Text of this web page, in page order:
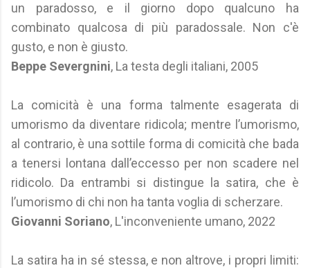
un paradosso, e il giorno dopo qualcuno ha
combinato qualcosa di più paradossale. Non c'è
gusto, e non è giusto.
Beppe Severgnini, La testa degli italiani, 2005
La comicità è una forma talmente esagerata di
umorismo da diventare ridicola; mentre l’umorismo,
al contrario, è una sottile forma di comicità che bada
a tenersi lontana dall’eccesso per non scadere nel
ridicolo. Da entrambi si distingue la satira, che è
l’umorismo di chi non ha tanta voglia di scherzare.
Giovanni Soriano, L'inconveniente umano, 2022
La satira ha in sé stessa, e non altrove, i propri limiti: